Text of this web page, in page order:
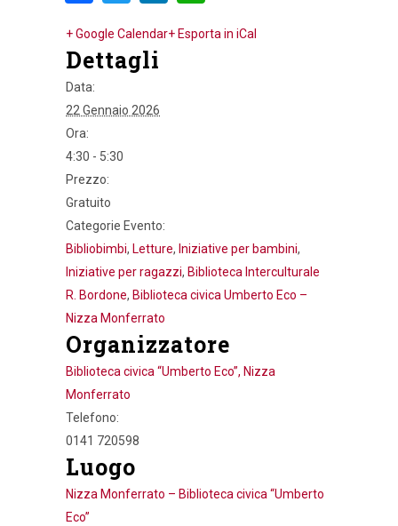
+ Google Calendar+ Esporta in iCal
Dettagli
Data:
22 Gennaio 2026
Ora:
4:30 - 5:30
Prezzo:
Gratuito
Categorie Evento:
Bibliobimbi, Letture, Iniziative per bambini,
Iniziative per ragazzi, Biblioteca Interculturale
R. Bordone, Biblioteca civica Umberto Eco –
Nizza Monferrato
Organizzatore
Biblioteca civica “Umberto Eco”, Nizza
Monferrato
Telefono:
0141 720598
Luogo
Nizza Monferrato – Biblioteca civica “Umberto
Eco”